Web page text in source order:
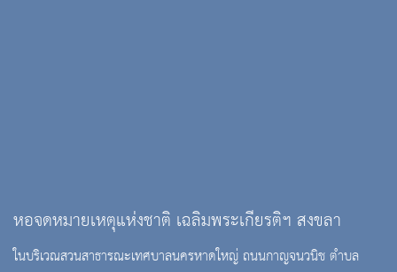
หอจดหมายเหตุแห่งชาติ เฉลิมพระเกียรติฯ สงขลา
ในบริเวณสวนสาธารณะเทศบาลนครหาดใหญ่ ถนนกาญจนวนิช ตำบล